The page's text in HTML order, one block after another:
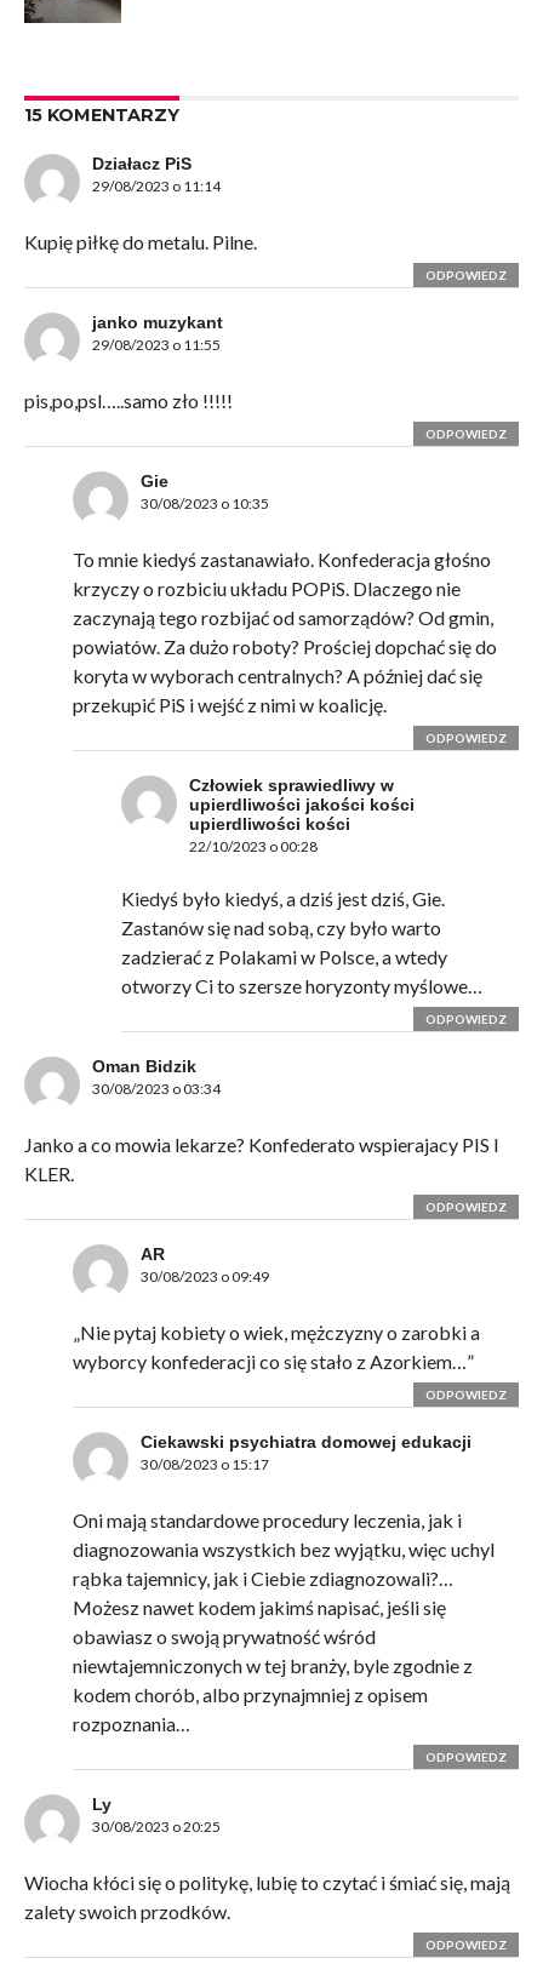
15 KOMENTARZY
Działacz PiS
29/08/2023 o 11:14
Kupię piłkę do metalu. Pilne.
ODPOWIEDZ
janko muzykant
29/08/2023 o 11:55
pis,po,psl…..samo zło !!!!!
ODPOWIEDZ
Gie
30/08/2023 o 10:35
To mnie kiedyś zastanawiało. Konfederacja głośno
krzyczy o rozbiciu układu POPiS. Dlaczego nie
zaczynają tego rozbijać od samorządów? Od gmin,
powiatów. Za dużo roboty? Prościej dopchać się do
koryta w wyborach centralnych? A później dać się
przekupić PiS i wejść z nimi w koalicję.
ODPOWIEDZ
Człowiek sprawiedliwy w
upierdliwości jakości kości
upierdliwości kości
22/10/2023 o 00:28
Kiedyś było kiedyś, a dziś jest dziś, Gie.
Zastanów się nad sobą, czy było warto
zadzierać z Polakami w Polsce, a wtedy
otworzy Ci to szersze horyzonty myślowe…
ODPOWIEDZ
Oman Bidzik
30/08/2023 o 03:34
Janko a co mowia lekarze? Konfederato wspierajacy PIS I
KLER.
ODPOWIEDZ
AR
30/08/2023 o 09:49
„Nie pytaj kobiety o wiek, mężczyzny o zarobki a
wyborcy konfederacji co się stało z Azorkiem…”
ODPOWIEDZ
Ciekawski psychiatra domowej edukacji
30/08/2023 o 15:17
Oni mają standardowe procedury leczenia, jak i
diagnozowania wszystkich bez wyjątku, więc uchyl
rąbka tajemnicy, jak i Ciebie zdiagnozowali?…
Możesz nawet kodem jakimś napisać, jeśli się
obawiasz o swoją prywatność wśród
niewtajemniczonych w tej branży, byle zgodnie z
kodem chorób, albo przynajmniej z opisem
rozpoznania…
ODPOWIEDZ
Ly
30/08/2023 o 20:25
Wiocha kłóci się o politykę, lubię to czytać i śmiać się, mają
zalety swoich przodków.
ODPOWIEDZ